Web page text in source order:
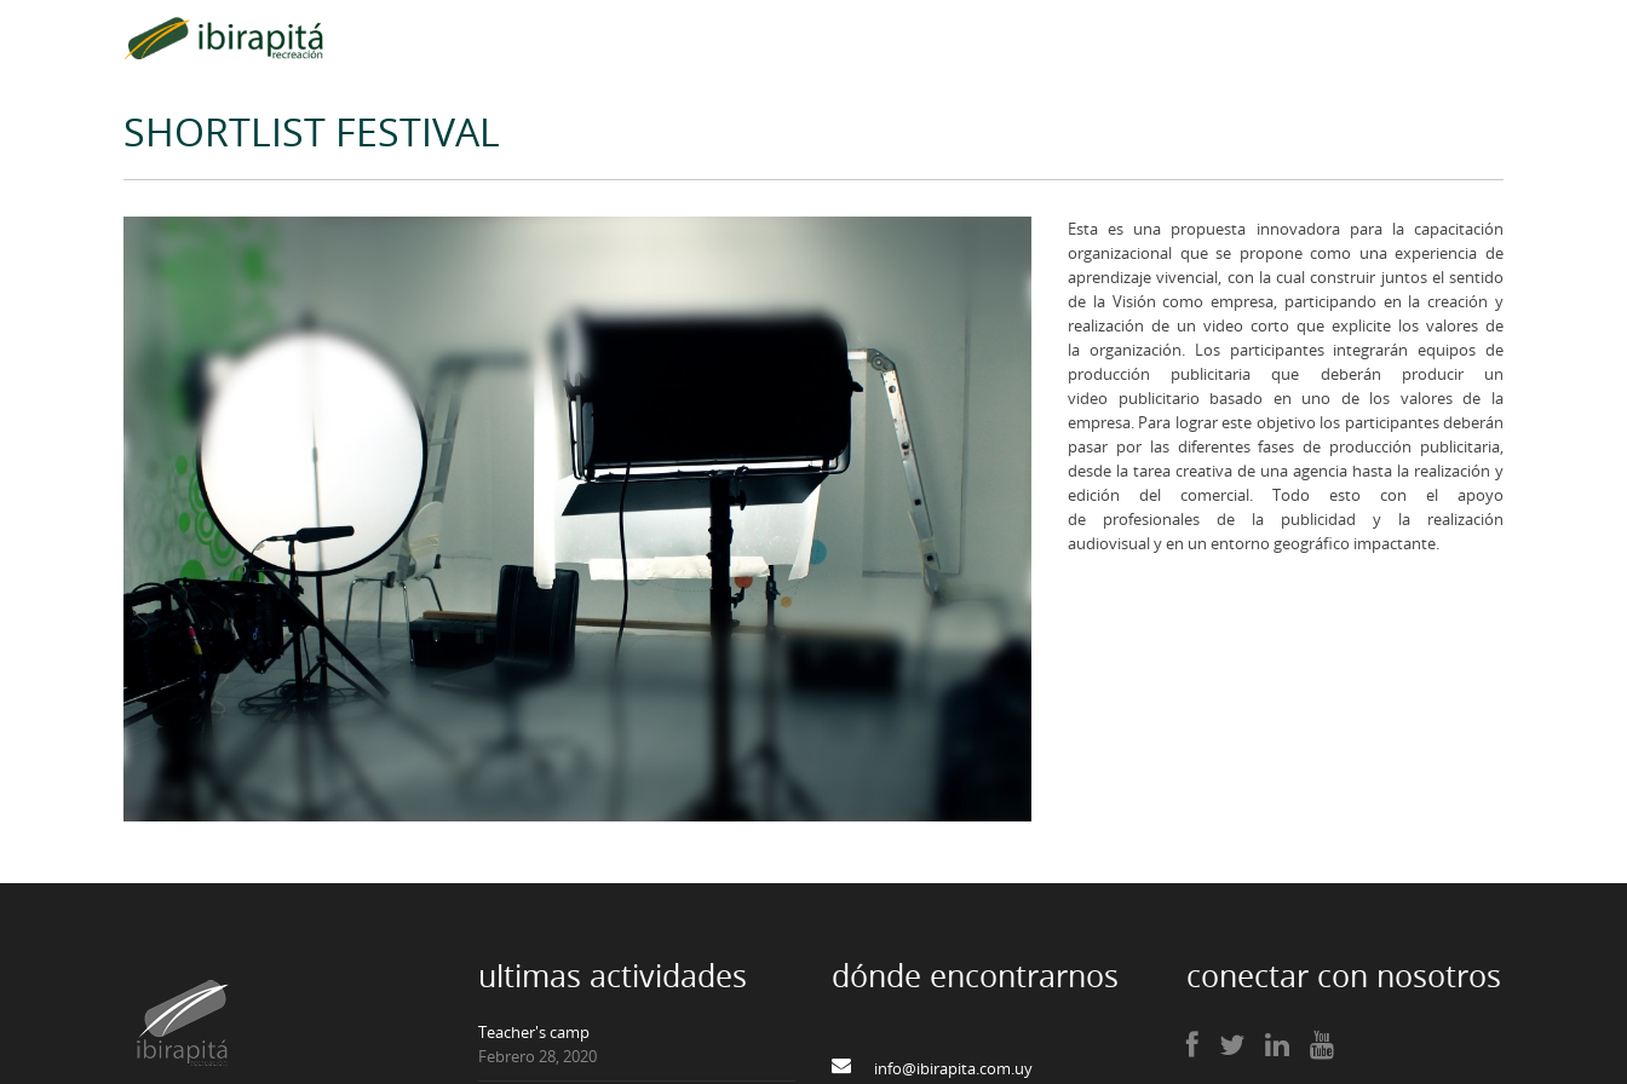
SHORTLIST FESTIVAL
Esta es una propuesta innovadora para la capacitación
organizacional que se propone como una experiencia de
aprendizaje vivencial, con la cual construir juntos el sentido
de la Visión como empresa, participando en la creación y
realización de un video corto que explicite los valores de
la organización. Los participantes integrarán equipos de
producción publicitaria que deberán producir un
video publicitario basado en uno de los valores de la
empresa. Para lograr este objetivo los participantes deberán
pasar por las diferentes fases de producción publicitaria,
desde la tarea creativa de una agencia hasta la realización y
edición del comercial. Todo esto con el apoyo
de profesionales de la publicidad y la realización
audiovisual y en un entorno geográfico impactante.
ultimas actividades
Teacher's camp
Febrero 28, 2020
dónde encontrarnos
info@ibirapita.com.uy
conectar con nosotros